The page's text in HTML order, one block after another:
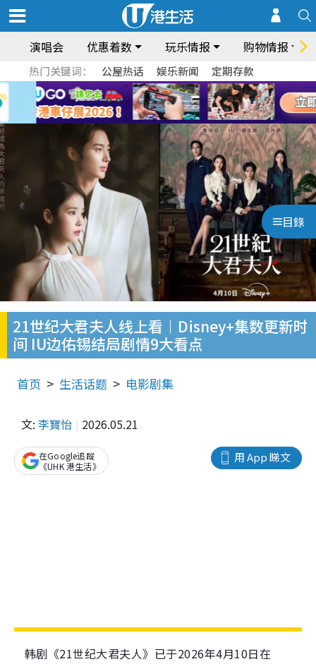
演唱会 优惠着数 玩乐情报 购物情报
热门关键词： 公屋热话 娱乐新闻 定期存款
目錄
21世纪大君夫人线上看︱Disney+集数更新时
间 IU边佑锡结局剧情9大看点
首页 生活话题 电影剧集
文: 李寶怡 2026.05.21
用 App 睇文
在Google追蹤
《UHK 港生活》
韩剧《21世纪大君夫人》已于2026年4月10日在